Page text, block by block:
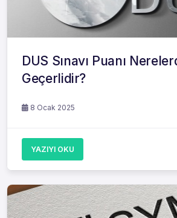
DUS Sınavı Puanı
Geçerlidir?
8 Ocak 2025
YAZIYI OKU